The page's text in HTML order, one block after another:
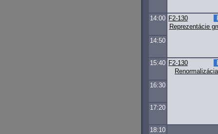
14:00
Reprezentácie
F2-130
14:50
15:40
Renormalizácia
F2-130
16:30
17:20
18:10